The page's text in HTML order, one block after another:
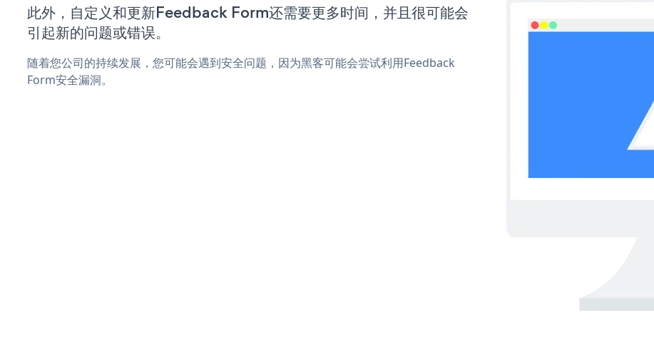
此外，自定义和更新Feedback Form还需要更多时间，并且很可能会
引起新的问题或错误。
随着您公司的持续发展，您可能会遇到安全问题，因为黑客可能会尝试利用Feedback
Form安全漏洞。